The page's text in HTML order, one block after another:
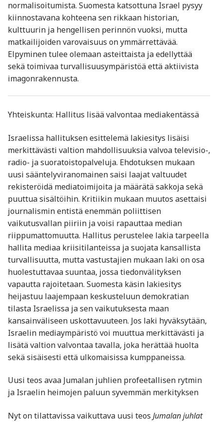
normalisoitumista. Suomesta katsottuna Israel pysyy
kiinnostavana kohteena sen rikkaan historian,
kulttuurin ja hengellisen perinnön vuoksi, mutta
matkailijoiden varovaisuus on ymmärrettävää.
Elpyminen tulee olemaan asteittaista ja edellyttää
sekä toimivaa turvallisuusympäristöä että aktiivista
imagonrakennusta.
Yhteiskunta: Hallitus lisää valvontaa mediakentässä
Israelissa hallituksen esittelemä lakiesitys lisäisi
merkittävästi valtion mahdollisuuksia valvoa televisio-,
radio- ja suoratoistopalveluja. Ehdotuksen mukaan
uusi sääntelyviranomainen saisi laajat valtuudet
rekisteröidä mediatoimijoita ja määrätä sakkoja sekä
puuttua sisältöihin. Kritiikin mukaan muutos asettaisi
journalismin entistä enemmän poliittisen
vaikutusvallan piiriin ja voisi rapauttaa median
riippumattomuutta. Hallitus perustelee lakia tarpeella
hallita mediaa kriisitilanteissa ja suojata kansallista
turvallisuutta, mutta vastustajien mukaan laki on osa
huolestuttavaa suuntaa, jossa tiedonvälityksen
vapautta rajoitetaan. Suomesta käsin lakiesitys
heijastuu laajempaan keskusteluun demokratian
tilasta Israelissa ja sen vaikutuksesta maan
kansainväliseen uskottavuuteen. Jos laki hyväksytään,
Israelin mediaympäristö voi muuttua merkittävästi ja
lisätä valtion valvontaa tavalla, joka herättää huolta
sekä sisäisesti että ulkomaisissa kumppaneissa.
Uusi teos avaa Jumalan juhlien profeetallisen rytmin
ja Israelin heimojen paluun syvemmän merkityksen
Nyt on tilattavissa vaikuttava uusi teos Jumalan juhlat